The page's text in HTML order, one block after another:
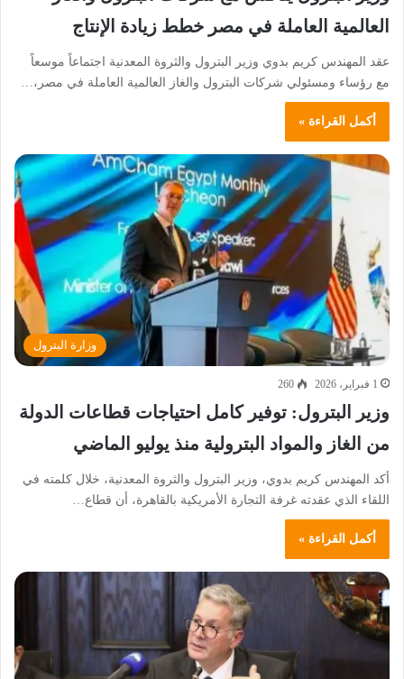
العالمية العاملة في مصر خطط زيادة الإنتاج
عقد المهندس كريم بدوي وزير البترول والثروة المعدنية اجتماعاً موسعاً
مع رؤساء ومسئولي شركات البترول والغاز العالمية العاملة في مصر،…
أكمل القراءة »
وزارة البترول
1 فبراير، 2026 260
وزير البترول: توفير كامل احتياجات قطاعات الدولة
من الغاز والمواد البترولية منذ يوليو الماضي
​أكد المهندس كريم بدوي، وزير البترول والثروة المعدنية، خلال كلمته في
اللقاء الذي عقدته غرفة التجارة الأمريكية بالقاهرة، أن قطاع…
أكمل القراءة »